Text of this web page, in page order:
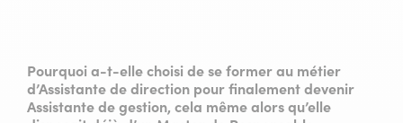
Pourquoi a-t-elle choisi de se former au métier
d’Assistante de direction pour finalement devenir
Assistante de gestion, cela même alors qu’elle